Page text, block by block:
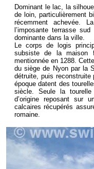
Dominant le lac, la
de loin, particulièrement
récemment achevée.
l’imposante terrasse
dominante dans la ville.
Le corps de logis
subsiste de la maison
mentionnée en 1288.
du siège de Nyon par la
détruite, puis
époque datent des
siècle. Seule la
d’origine reposant sur
calcaires récupérés
romaine.